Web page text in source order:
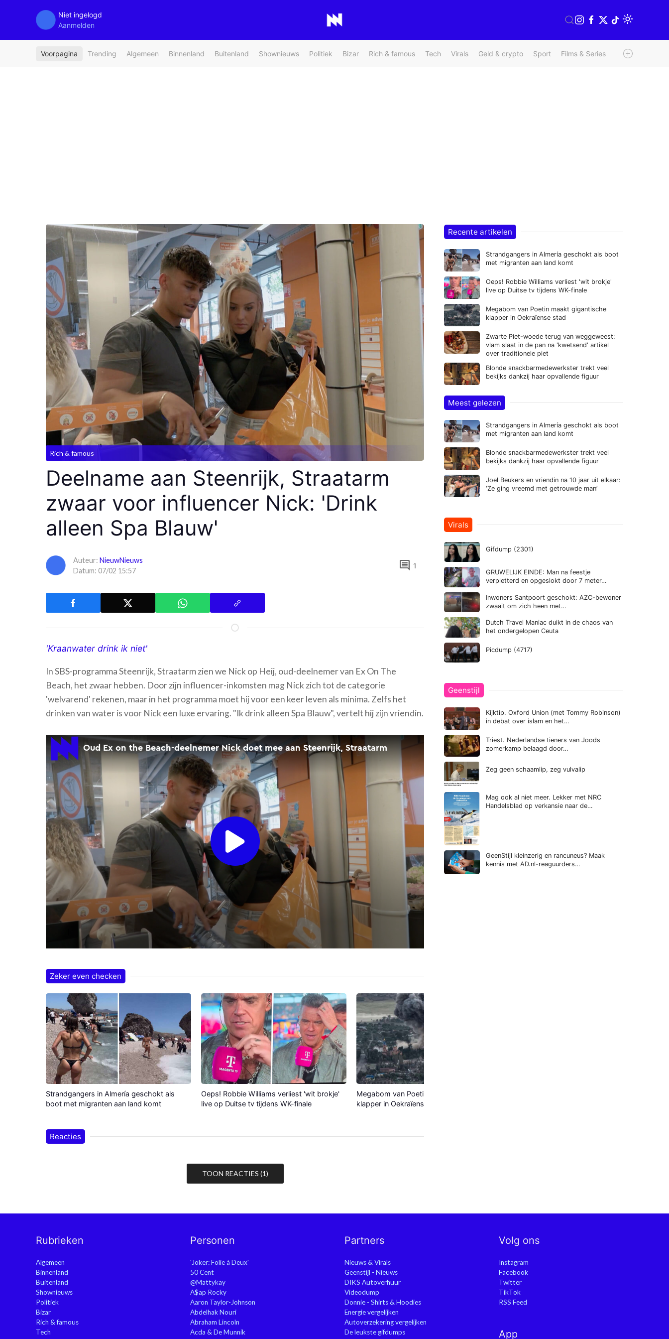
Niet ingelogd
Aanmelden
Voorpagina Trending Algemeen Binnenland Buitenland Shownieuws Politiek Bizar Rich & famous Tech Virals Geld & crypto Sport Films & Series Radio & TV
Rich & famous
Deelname aan Steenrijk, Straatarm
zwaar voor influencer Nick: 'Drink
alleen Spa Blauw'
Auteur: NieuwNieuws
Datum: 07/02 15:57
comment 1
'Kraanwater drink ik niet'
In SBS-programma Steenrijk, Straatarm zien we Nick op Heij, oud-deelnemer van Ex On The
Beach, het zwaar hebben. Door zijn influencer-inkomsten mag Nick zich tot de categorie
'welvarend' rekenen, maar in het programma moet hij voor een keer leven als minima. Zelfs het
drinken van water is voor Nick een luxe ervaring. "Ik drink alleen Spa Blauw", vertelt hij zijn vriendin.
Zeker even checken
Strandgangers in Almería geschokt als
boot met migranten aan land komt
Oeps! Robbie Williams verliest 'wit brokje'
live op Duitse tv tijdens WK-finale
Megabom van Poetin maakt gigantische
klapper in Oekraïense stad
Reacties
TOON REACTIES (1)
Recente artikelen
Strandgangers in Almería geschokt als boot
met migranten aan land komt
Oeps! Robbie Williams verliest 'wit brokje'
live op Duitse tv tijdens WK-finale
Megabom van Poetin maakt gigantische
klapper in Oekraïense stad
Zwarte Piet-woede terug van weggeweest:
vlam slaat in de pan na 'kwetsend' artikel
over traditionele piet
Blonde snackbarmedewerkster trekt veel
bekijks dankzij haar opvallende figuur
Meest gelezen
Strandgangers in Almería geschokt als boot
met migranten aan land komt
Blonde snackbarmedewerkster trekt veel
bekijks dankzij haar opvallende figuur
Joel Beukers en vriendin na 10 jaar uit elkaar:
‘Ze ging vreemd met getrouwde man’
Virals
Gifdump (2301)
GRUWELIJK EINDE: Man na feestje
verpletterd en opgeslokt door 7 meter…
Inwoners Santpoort geschokt: AZC-bewoner
zwaait om zich heen met…
Dutch Travel Maniac duikt in de chaos van
het ondergelopen Ceuta
Picdump (4717)
Geenstijl
Kijktip. Oxford Union (met Tommy Robinson)
in debat over islam en het…
Triest. Nederlandse tieners van Joods
zomerkamp belaagd door…
Zeg geen schaamlip, zeg vulvalip
Mag ook al niet meer. Lekker met NRC
Handelsblad op verkansie naar de…
GeenStijl kleinzerig en rancuneus? Maak
kennis met AD.nl-reaguurders…
Rubrieken
Algemeen
Binnenland
Buitenland
Shownieuws
Politiek
Bizar
Rich & famous
Tech
Personen
'Joker: Folie à Deux'
50 Cent
@Mattykay
A$ap Rocky
Aaron Taylor-Johnson
Abdelhak Nouri
Abraham Lincoln
Acda & De Munnik
Partners
Nieuws & Virals
Geenstijl - Nieuws
DIKS Autoverhuur
Videodump
Donnie - Shirts & Hoodies
Energie vergelijken
Autoverzekering vergelijken
De leukste gifdumps
Volg ons
Instagram
Facebook
Twitter
TikTok
RSS Feed
App